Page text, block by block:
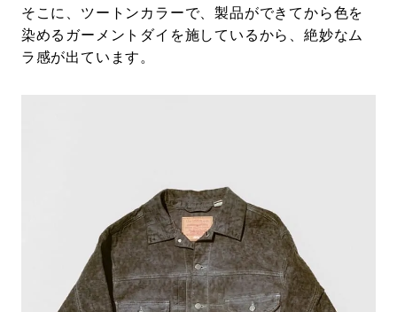
そこに、ツートンカラーで、製品ができてから色を
染めるガーメントダイを施しているから、絶妙なム
ラ感が出ています。